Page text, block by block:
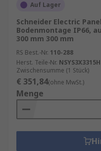
Auf Lager
Schneider Electric
Bodenmontage IP66,
300 mm 300 mm
RS Best.-Nr. 110-288
Herst. Teile-Nr. NSYS3X3315H
Zwischensumme (1 Stück)
€ 351,84(ohne MwSt.)
Menge